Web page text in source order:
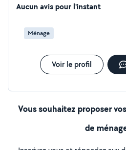
Aucun avis pour l'instant
Ménage
Voir le profil
Vous souhaitez proposer
de